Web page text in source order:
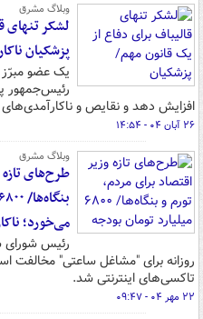
وبلاگ مشرق
لشکر تنهای
پزشکیان
یک عضو مبرّز
رئیس‌جمهور
افزایش دهد و نقایص و
۲۶ آبان ۰۴ - ۱۴:۵۴
وبلاگ مشرق
طرح‌های تازه
می‌خورد؛
رئیس شورای
روزانه برای "مشاغل ساعتی" مخالفت
تاکسی‌های اینترنتی شد.
۲۲ مهر ۰۴ - ۰۹:۴۷